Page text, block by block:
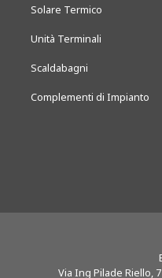
Solare Termico
Unità Terminali
Scaldabagni
Complementi di Impianto
Via Ing Pilade Riello, 7